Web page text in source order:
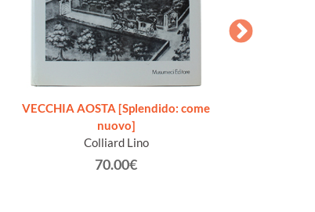
VECCHIA AOSTA [Splendido: come
nuovo]
Colliard Lino
70.00€